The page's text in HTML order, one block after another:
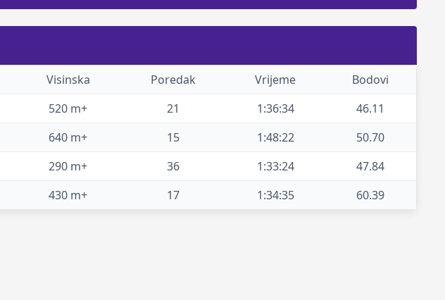
Visinska Poredak Vrijeme
Bodovi
520 m+ 21 1:36:34
46.11
640 m+ 15 1:48:22
50.70
290 m+ 36 1:33:24
47.84
430 m+ 17 1:34:35 60.39